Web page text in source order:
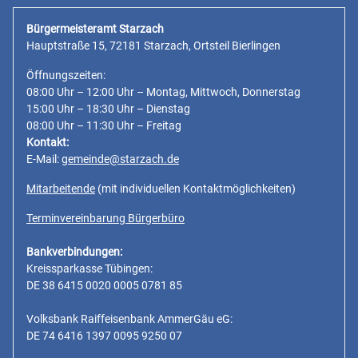
Bürgermeisteramt Starzach
Hauptstraße 15, 72181 Starzach, Ortsteil Bierlingen
Öffnungszeiten:
08:00 Uhr – 12:00 Uhr – Montag, Mittwoch, Donnerstag
15:00 Uhr – 18:30 Uhr – Dienstag
08:00 Uhr – 11:30 Uhr – Freitag
Kontakt:
E-Mail:gemeinde@starzach.de
Mitarbeitende (mit individuellen Kontaktmöglichkeiten)
Terminvereinbarung Bürgerbüro
Bankverbindungen:
Kreissparkasse Tübingen:
DE 38 6415 0020 0005 0781 85
Volksbank Raiffeisenbank AmmerGäu eG:
DE 74 6416 1397 0095 9250 07